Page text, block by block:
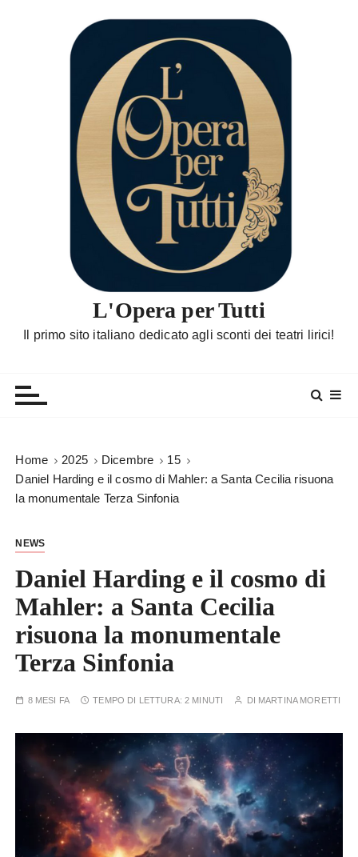
L'Opera per Tutti
Il primo sito italiano dedicato agli sconti dei teatri lirici!
Home 2025 Dicembre
15
Daniel Harding e il cosmo di Mahler: a Santa Cecilia risuona
la monumentale Terza Sinfonia
NEWS
Daniel Harding e il cosmo di
Mahler: a Santa Cecilia
risuona la monumentale
Terza Sinfonia
8 MESI FA TEMPO DI LETTURA:2 MINUTI DI MARTINA MORETTI